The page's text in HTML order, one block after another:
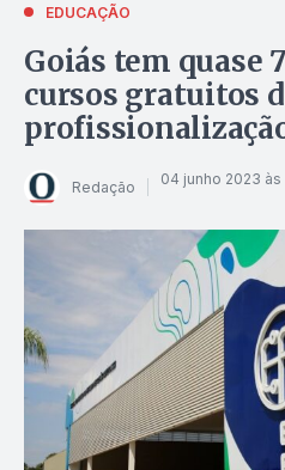
EDUCAÇÃO
Goiás tem quase
cursos gratuitos
Redação 04 junho 2023 às